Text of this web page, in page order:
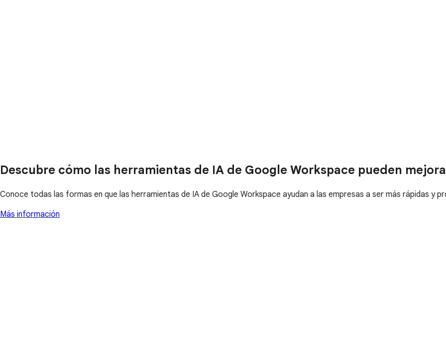
Descubre cómo las herramientas de IA de Google Workspace pueden
Conoce todas las formas en que las herramientas de IA de Google Workspace ayudan a las empresas a ser más rápidas y
Más información